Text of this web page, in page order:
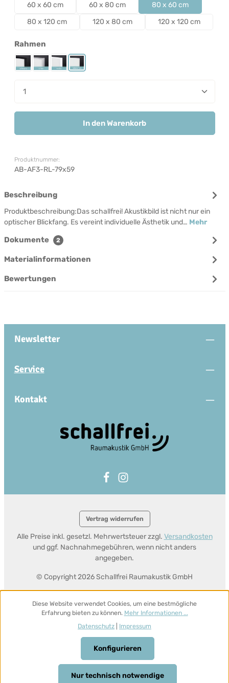
60 x 60 cm 60 x 80 cm
80 x 60 cm
80 x 120 cm
120 x 80 cm 120 x 120 cm
Rahmenauswählen
Rahmen Schwarz
Rahmen Silber
Rahmen Weiß
Rahmenlos
Produkt Anzahl: Gib den gewünschten Wert ein
In den Warenkorb
Produktnummer:
AB-AF3-RL-79x59
Beschreibung
Produktbeschreibung:Das schallfrei! Akustikbild ist nicht nur ein
optischer Blickfang. Es vereint individuelle Ästhetik und… Mehr
Dokumente 2
Materialinformationen
Bewertungen
Newsletter
Service
Kontakt
Vertrag widerrufen
© Copyright 2026 Schallfrei Raumakustik GmbH
Alle Preise inkl. gesetzl. Mehrwertsteuer zzgl. Versandkosten
und ggf. Nachnahmegebühren, wenn nicht anders
angegeben.
Diese Website verwendet Cookies, um eine bestmögliche
Erfahrung bieten zu können. Mehr Informationen ...
Datenschutz
Impressum
Nur technisch notwendige
Konfigurieren